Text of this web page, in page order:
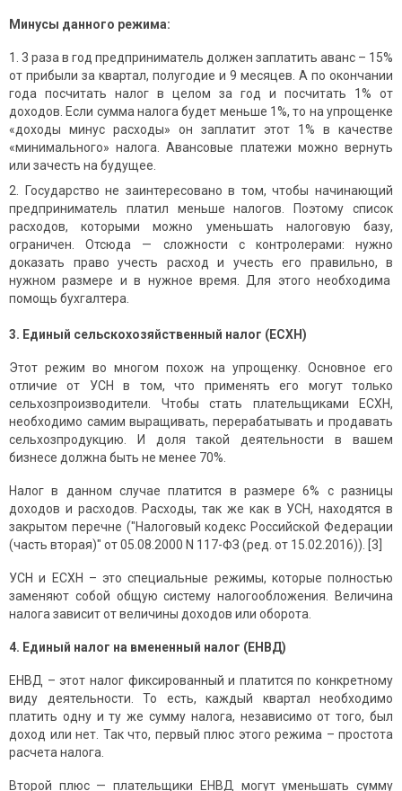
Минусы данного режима:
3 раза в год предприниматель должен заплатить аванс – 15%
от прибыли за квартал, полугодие и 9 месяцев. А по окончании
года посчитать налог в целом за год и посчитать 1% от
доходов. Если сумма налога будет меньше 1%, то на упрощенке
«доходы минус расходы» он заплатит этот 1% в качестве
«минимального» налога. Авансовые платежи можно вернуть
или зачесть на будущее.
Государство не заинтересовано в том, чтобы начинающий
предприниматель платил меньше налогов. Поэтому список
расходов, которыми можно уменьшать налоговую базу,
ограничен. Отсюда — сложности с контролерами: нужно
доказать право учесть расход и учесть его правильно, в
нужном размере и в нужное время. Для этого необходима
помощь бухгалтера.
3. Единый сельскохозяйственный налог (ЕСХН)
Этот режим во многом похож на упрощенку. Основное его
отличие от УСН в том, что применять его могут только
сельхозпроизводители. Чтобы стать плательщиками ЕСХН,
необходимо самим выращивать, перерабатывать и продавать
сельхозпродукцию. И доля такой деятельности в вашем
бизнесе должна быть не менее 70%.
Налог в данном случае платится в размере 6% с разницы
доходов и расходов. Расходы, так же как в УСН, находятся в
закрытом перечне ("Налоговый кодекс Российской Федерации
(часть вторая)" от 05.08.2000 N 117-ФЗ (ред. от 15.02.2016)). [3]
УСН и ЕСХН – это специальные режимы, которые полностью
заменяют собой общую систему налогообложения. Величина
налога зависит от величины доходов или оборота.
4. Единый налог на вмененный налог (ЕНВД)
ЕНВД – этот налог фиксированный и платится по конкретному
виду деятельности. То есть, каждый квартал необходимо
платить одну и ту же сумму налога, независимо от того, был
доход или нет. Так что, первый плюс этого режима – простота
расчета налога.
Второй плюс — плательщики ЕНВД могут уменьшать сумму